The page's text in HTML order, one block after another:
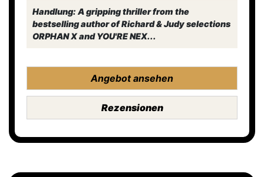
Handlung: A gripping thriller from the
bestselling author of Richard & Judy selections
ORPHAN X and YOU'RE NEX...
Angebot ansehen
Rezensionen